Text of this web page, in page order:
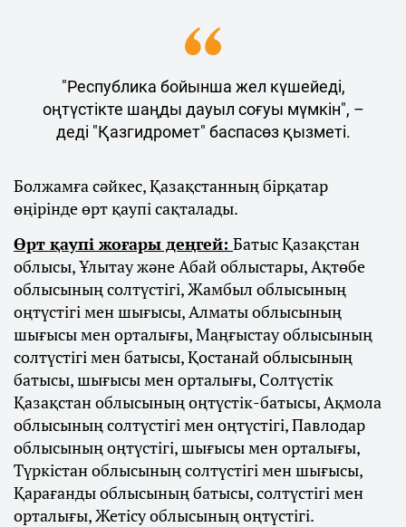
"Республика бойынша жел күшейеді,
оңтүстікте шаңды дауыл соғуы мүмкін", –
деді "Қазгидромет" баспасөз қызметі.
Болжамға сәйкес, Қазақстанның бірқатар
өңірінде өрт қаупі сақталады.
Өрт қаупі жоғары деңгей: Батыс Қазақстан
облысы, Ұлытау және Абай облыстары, Ақтөбе
облысының солтүстігі, Жамбыл облысының
оңтүстігі мен шығысы, Алматы облысының
шығысы мен орталығы, Маңғыстау облысының
солтүстігі мен батысы, Қостанай облысының
батысы, шығысы мен орталығы, Солтүстік
Қазақстан облысының оңтүстік-батысы, Ақмола
облысының солтүстігі мен оңтүстігі, Павлодар
облысының оңтүстігі, шығысы мен орталығы,
Түркістан облысының солтүстігі мен шығысы,
Қарағанды облысының батысы, солтүстігі мен
орталығы, Жетісу облысының оңтүстігі.